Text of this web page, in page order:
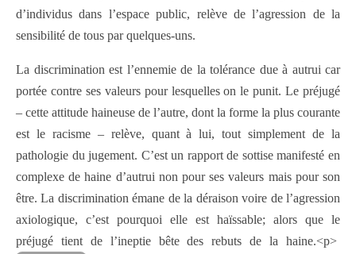
d’individus dans l’espace public, relève de l’agression de la
sensibilité de tous par quelques-uns.
La discrimination est l’ennemie de la tolérance due à autrui car
portée contre ses valeurs pour lesquelles on le punit. Le préjugé
– cette attitude haineuse de l’autre, dont la forme la plus courante
est le racisme – relève, quant à lui, tout simplement de la
pathologie du jugement. C’est un rapport de sottise manifesté en
complexe de haine d’autrui non pour ses valeurs mais pour son
être. La discrimination émane de la déraison voire de l’agression
axiologique, c’est pourquoi elle est haïssable; alors que le
préjugé tient de l’ineptie bête des rebuts de la haine.<p>